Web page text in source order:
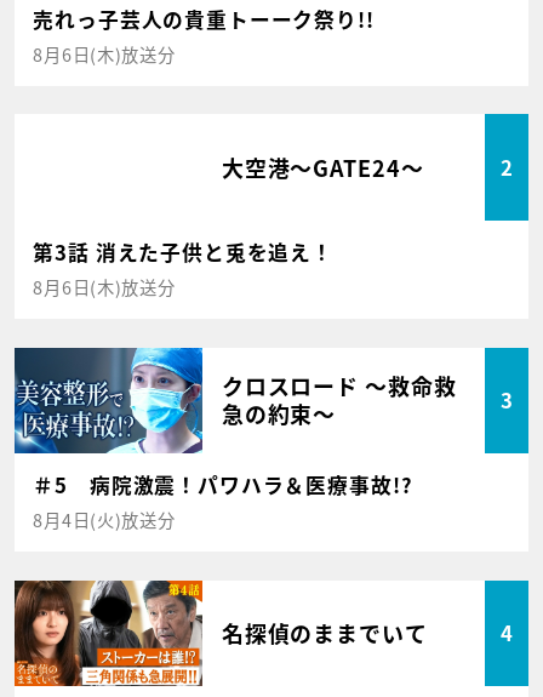
売れっ子芸人の貴重トーーク祭り!!
8月6日(木)放送分
大空港～GATE24～ 2
第3話 消えた子供と兎を追え！
8月6日(木)放送分
クロスロード ～救命救
急の約束～
3
＃5 病院激震！パワハラ＆医療事故!?
8月4日(火)放送分
名探偵のままでいて 4